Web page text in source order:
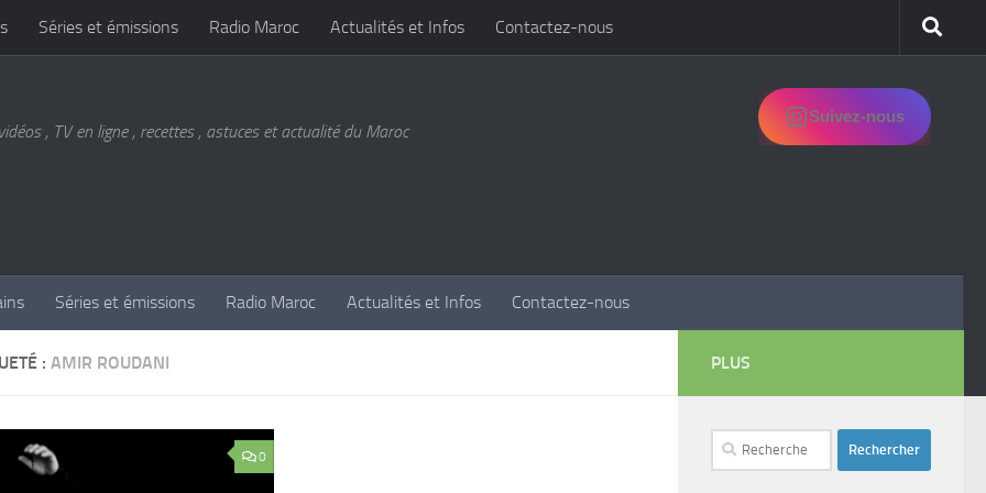
Séries et émissions Radio Maroc Actualités et Infos Contactez-nous
, TV en ligne , recettes , astuces et actualité du Maroc
Suivez-nous
Séries et émissions Radio Maroc Actualités et Infos Contactez-nous
: AMIR ROUDANI
0
PLUS
Rechercher :